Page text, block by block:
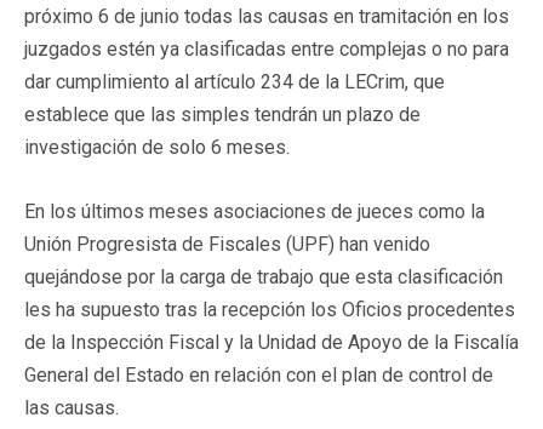
próximo 6 de junio todas las causas en tramitación en los
juzgados estén ya clasificadas entre complejas o no para
dar cumplimiento al artículo 234 de la LECrim, que
establece que las simples tendrán un plazo de
investigación de solo 6 meses.
En los últimos meses asociaciones de jueces como la
Unión Progresista de Fiscales (UPF) han venido
quejándose por la carga de trabajo que esta clasificación
les ha supuesto tras la recepción los Oficios procedentes
de la Inspección Fiscal y la Unidad de Apoyo de la Fiscalía
General del Estado en relación con el plan de control de
las causas.